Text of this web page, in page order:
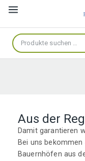
Aus der
Damit garantieren
Bei uns bekommen
Bauernhöfen aus